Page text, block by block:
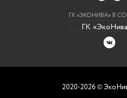
ГК «ЭКОНИВА» В
2020-2026 ©